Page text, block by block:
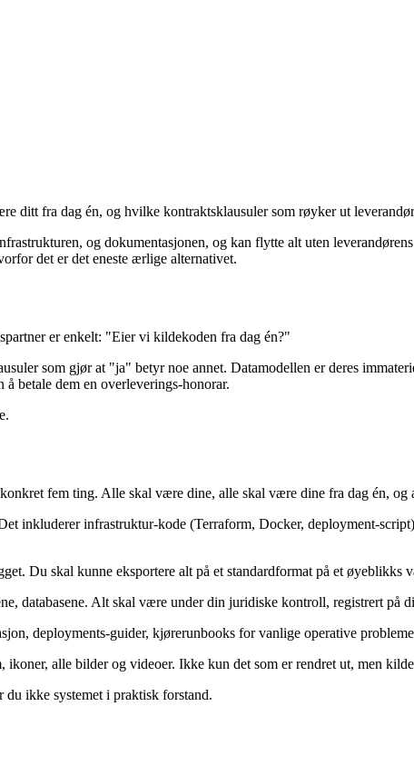
ditt fra dag én, og hvilke kontraktsklausuler som røyker ut
og dokumentasjonen, og kan flytte alt uten
det er det eneste ærlige alternativet.
er enkelt: "Eier vi kildekoden fra dag én?"
som gjør at "ja" betyr noe annet. Datamodellen er deres
betale dem en overleverings-honorar.
fem ting. Alle skal være dine, alle skal være dine fra dag én,
inkluderer infrastruktur-kode (Terraform, Docker, deployment-
Du skal kunne eksportere alt på et standardformat på et øyeblikks
databasene. Alt skal være under din juridiske kontroll, registrert på
deployments-guider, kjørerunbooks for vanlige operative
ikoner, alle bilder og videoer. Ikke kun det som er rendret ut, men
ikke systemet i praktisk forstand.